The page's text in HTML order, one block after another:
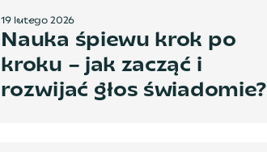
19 lutego 2026
Nauka śpiewu krok po
kroku – jak zacząć i
rozwijać głos świadomie?